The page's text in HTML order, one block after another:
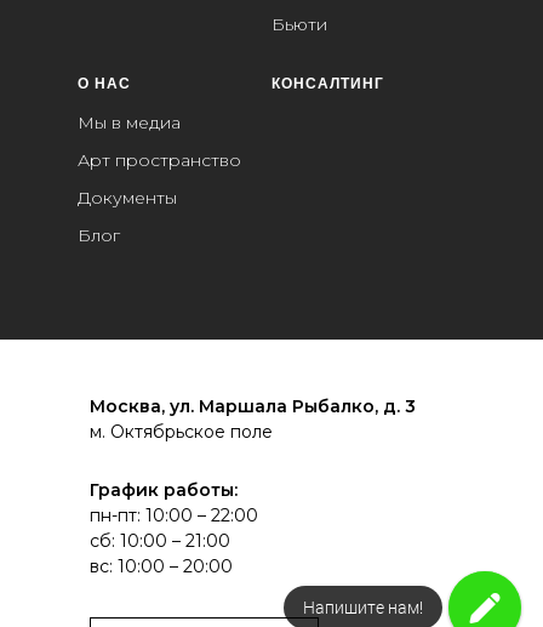
Бьюти
О НАС
Мы в медиа
Арт пространство
Документы
Блог
КОНСАЛТИНГ
График работы:
пн-пт: 10:00 – 22:00
сб: 10:00 – 21:00
вс: 10:00 – 20:00
Москва, ул. Маршала Рыбалко, д. 3
м. Октябрьское поле
Закажите звонок
Напишите нам!